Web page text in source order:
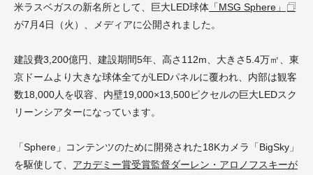
米ラスベガスの新名所として、巨大LED球体 「MSG Sphere」
が7月4日（火）、メディアに公開されました。
建設費3,200億円、建設期間5年、高さ112m、大きさ5.4万㎡、東
京ドームより大きな球体全てがLEDパネルに覆われ、内部は観客
数18,000人を収容、内壁19,000×13,500ピクセルの巨大LEDスク
リーンシアターになっています。
「Sphere」コンテンツのために開発された18Kカメラ「BigSky」
を駆使して、 アカデミー賞受賞監督ダーレン・アロノフスキーが